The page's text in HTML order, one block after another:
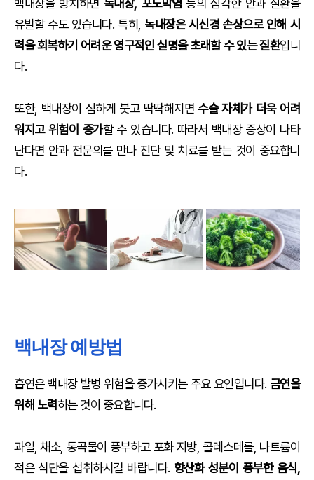
백내장을 방치하면 녹내장, 포도막염 등의 심각한 안과 질환을
유발할 수도 있습니다. 특히, 녹내장은 시신경 손상으로 인해 시
력을 회복하기 어려운 영구적인 실명을 초래할 수 있는 질환입니
다.
또한, 백내장이 심하게 붓고 딱딱해지면 수술 자체가 더욱 어려
워지고 위험이 증가할 수 있습니다. 따라서 백내장 증상이 나타
난다면 안과 전문의를 만나 진단 및 치료를 받는 것이 중요합니
다.
백내장 예방법
흡연은 백내장 발병 위험을 증가시키는 주요 요인입니다. 금연을
위해 노력하는 것이 중요합니다.
과일, 채소, 통곡물이 풍부하고 포화 지방, 콜레스테롤, 나트륨이
적은 식단을 섭취하시길 바랍니다. 항산화 성분이 풍부한 음식,